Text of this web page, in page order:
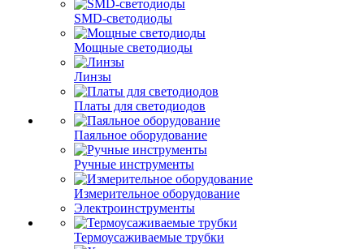
SMD-светодиоды
Мощные светодиоды
Линзы
Платы для светодиодов
Паяльное оборудование
Ручные инструменты
Измерительное оборудование
Электроинструменты
Термоусаживаемые трубки